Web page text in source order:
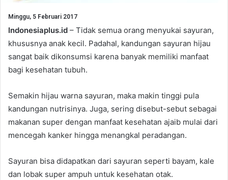
Minggu, 5 Februari 2017
Indonesiaplus.id – Tidak semua orang menyukai sayuran,
khususnya anak kecil. Padahal, kandungan sayuran hijau
sangat baik dikonsumsi karena banyak memiliki manfaat
bagi kesehatan tubuh.
Semakin hijau warna sayuran, maka makin tinggi pula
kandungan nutrisinya. Juga, sering disebut-sebut sebagai
makanan super dengan manfaat kesehatan ajaib mulai dari
mencegah kanker hingga menangkal peradangan.
Sayuran bisa didapatkan dari sayuran seperti bayam, kale
dan lobak super ampuh untuk kesehatan otak.